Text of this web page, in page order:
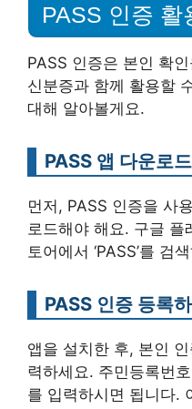
PASS 인증 활
PASS 인증은 본인 확
신분증과 함께 활용할
대해 알아볼게요.
PASS 앱 다운로드
먼저, PASS 인증을 사
로드해야 해요. 구글 플
토어에서 ‘PASS’를 검
PASS 인증 등록
앱을 설치한 후, 본인
력하세요. 주민등록번
를 입력하시면 됩니다.